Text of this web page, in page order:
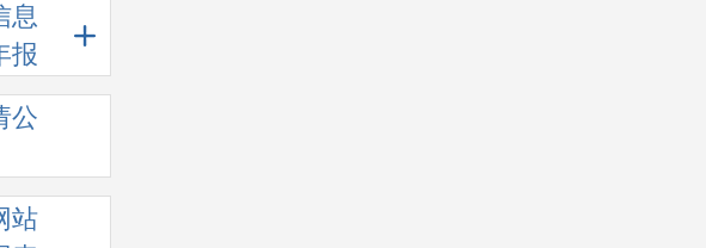
息
报
公
站